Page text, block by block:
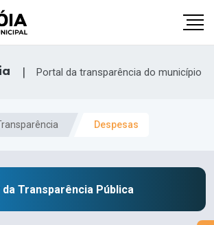
| Portal da transparência do município
Despesas
da Transparência Pública